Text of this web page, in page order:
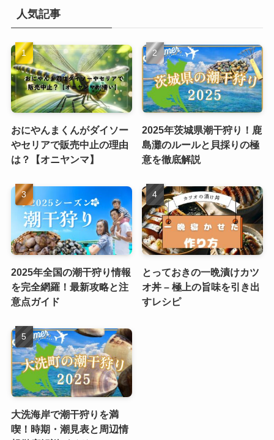
人気記事
おにやんまくんがダイソー
やセリアで販売中止の理由
は？【オニヤンマ】
2025年茨城県潮干狩り！鹿
島灘のルールと貝採りの極
意を徹底解説
2025年全国の潮干狩り情報
を完全網羅！最新攻略と注
意点ガイド
とっておきの一晩漬けカツ
オ丼 – 極上の旨味を引き出
すレシピ
大洗海岸で潮干狩りを満
喫！時期・潮見表と周辺情